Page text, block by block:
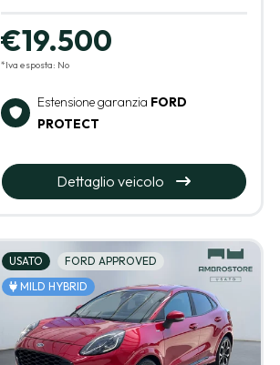
€19.500
*Iva esposta: No
Estensione garanzia FORD
PROTECT
Dettaglio veicolo
USATO
FORD APPROVED
MILD HYBRID